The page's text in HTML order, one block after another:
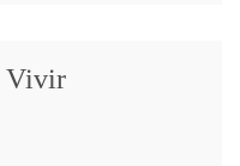
silencio, con algunos
Vivir